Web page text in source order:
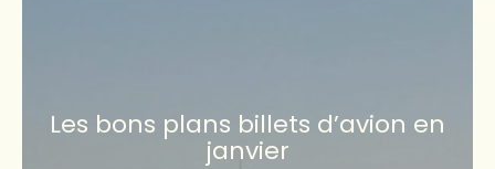
Les bons plans billets d’avion en
janvier